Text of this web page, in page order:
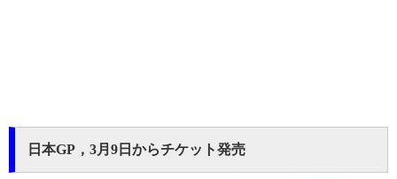
日本GP，3月9日からチケット発売